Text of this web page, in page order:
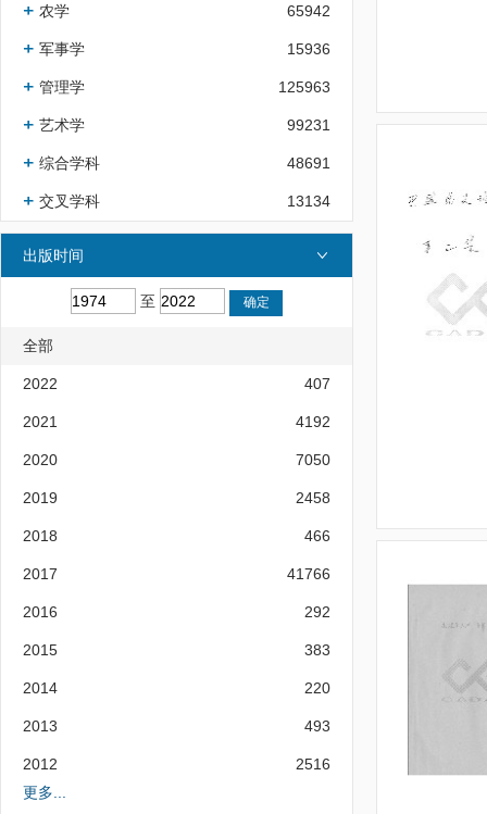
农学 65942
军事学 15936
管理学 125963
艺术学 99231
综合学科 48691
交叉学科 13134
出版时间
至
全部
2022 407
2021 4192
2020 7050
2019 2458
2018 466
2017 41766
2016 292
2015 383
2014 220
2013 493
2012
2516
更多...